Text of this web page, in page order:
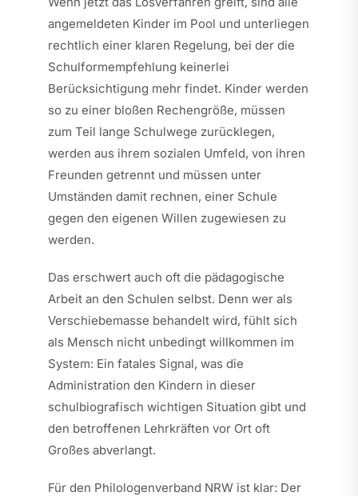
angemeldeten Kinder im Pool und unterliegen
rechtlich einer klaren Regelung, bei der die
Schulformempfehlung keinerlei
Berücksichtigung mehr findet. Kinder werden
so zu einer bloßen Rechengröße, müssen
zum Teil lange Schulwege zurücklegen,
werden aus ihrem sozialen Umfeld, von ihren
Freunden getrennt und müssen unter
Umständen damit rechnen, einer Schule
gegen den eigenen Willen zugewiesen zu
werden.
Das erschwert auch oft die pädagogische
Arbeit an den Schulen selbst. Denn wer als
Verschiebemasse behandelt wird, fühlt sich
als Mensch nicht unbedingt willkommen im
System: Ein fatales Signal, was die
Administration den Kindern in dieser
schulbiografisch wichtigen Situation gibt und
den betroffenen Lehrkräften vor Ort oft
Großes abverlangt.
Für den Philologenverband NRW ist klar: Der